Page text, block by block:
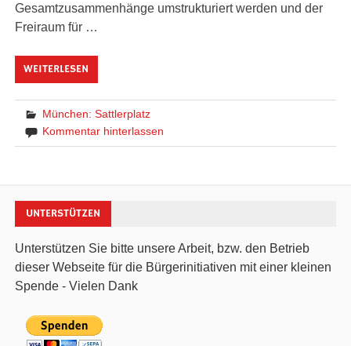
Gesamtzusammenhänge umstrukturiert werden und der
Freiraum für …
WEITERLESEN
München: Sattlerplatz
Kommentar hinterlassen
UNTERSTÜTZEN
Unterstützen Sie bitte unsere Arbeit, bzw. den Betrieb
dieser Webseite für die Bürgerinitiativen mit einer kleinen
Spende - Vielen Dank